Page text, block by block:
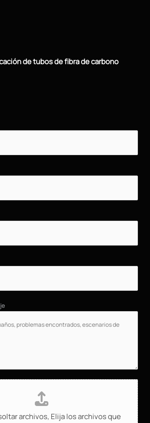
de tubos de fibra de carbono
archivos, Elija los archivos que